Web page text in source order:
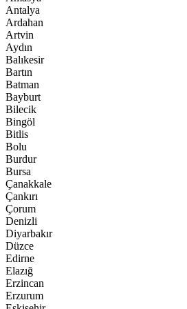
Antalya
Ardahan
Artvin
Aydın
Balıkesir
Bartın
Batman
Bayburt
Bilecik
Bingöl
Bitlis
Bolu
Burdur
Bursa
Çanakkale
Çankırı
Çorum
Denizli
Diyarbakır
Düzce
Edirne
Elazığ
Erzincan
Erzurum